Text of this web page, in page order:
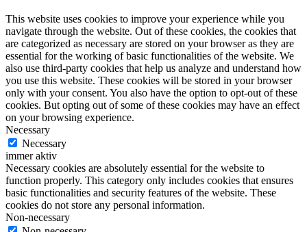
This website uses cookies to improve your experience while you
navigate through the website. Out of these cookies, the cookies that
are categorized as necessary are stored on your browser as they are
essential for the working of basic functionalities of the website. We
also use third-party cookies that help us analyze and understand how
you use this website. These cookies will be stored in your browser
only with your consent. You also have the option to opt-out of these
cookies. But opting out of some of these cookies may have an effect
on your browsing experience.
Necessary
Necessary
immer aktiv
Necessary cookies are absolutely essential for the website to
function properly. This category only includes cookies that ensures
basic functionalities and security features of the website. These
cookies do not store any personal information.
Non-necessary